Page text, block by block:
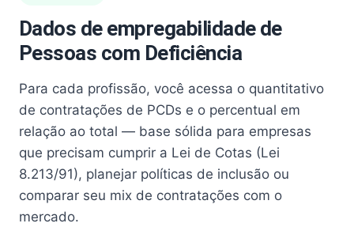
Dados de empregabilidade de
Pessoas com Deficiência
Para cada profissão, você acessa o quantitativo
de contratações de PCDs e o percentual em
relação ao total — base sólida para empresas
que precisam cumprir a Lei de Cotas (Lei
8.213/91), planejar políticas de inclusão ou
comparar seu mix de contratações com o
mercado.